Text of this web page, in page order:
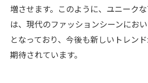
増させます。このように、ユニーク
は、現代のファッションシーンにお
となっており、今後も新しいトレン
期待されています。